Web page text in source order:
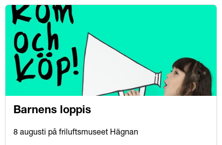
Barnens loppis
8 augusti på friluftsmuseet Hägnan